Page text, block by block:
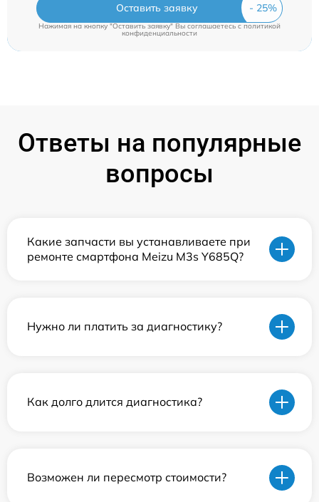
Оставить заявку
Нажимая на кнопку "Оставить заявку" Вы соглашаетесь cполитикой
конфиденциальности
Ответы на популярные
вопросы
Какие запчасти вы устанавливаете при
ремонте смартфона Meizu M3s Y685Q?
Нужно ли платить за диагностику?
Как долго длится диагностика?
Возможен ли пересмотр стоимости?